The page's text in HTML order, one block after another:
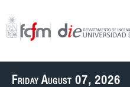
Friday August 07, 2026